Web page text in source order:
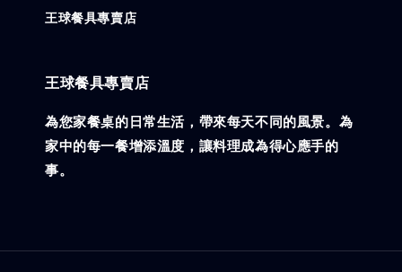
王球餐具專賣店
王球餐具專賣店
為您家餐桌的日常生活，帶來每天不同的風景。為
家中的每一餐增添溫度，讓料理成為得心應手的
事。